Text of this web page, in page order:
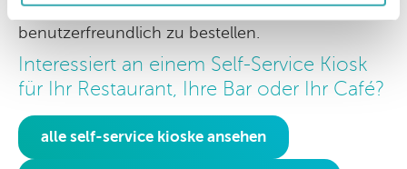
Kunden, ihre Lieblingsgerichte intuitiv und
benutzerfreundlich zu bestellen.
Interessiert an einem Self-Service Kiosk
für Ihr Restaurant, Ihre Bar oder Ihr Café?
alle self-service kioske ansehen